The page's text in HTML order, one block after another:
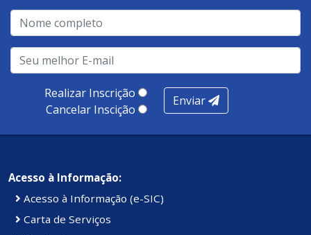
Realizar Inscrição
Cancelar Inscição
Enviar
Acesso à Informação:
Acesso à Informação (e-SIC)
Carta de Serviços